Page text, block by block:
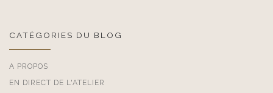
CATÉGORIES DU BLOG
A PROPOS
EN DIRECT DE L'ATELIER